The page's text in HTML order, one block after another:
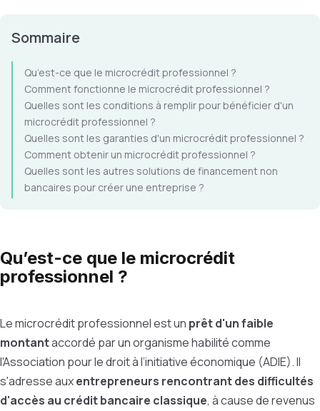
Sommaire
Qu’est-ce que le microcrédit professionnel ?
Comment fonctionne le microcrédit professionnel ?
Quelles sont les conditions à remplir pour bénéficier d'un
microcrédit professionnel ?
Quelles sont les garanties d'un microcrédit professionnel ?
Comment obtenir un microcrédit professionnel ?
Quelles sont les autres solutions de financement non
bancaires pour créer une entreprise ?
Qu’est-ce que le microcrédit
professionnel ?
Le microcrédit professionnel est un prêt d'un faible
montantaccordé par un organisme habilité comme
l'Association pour le droit à l’initiative économique (ADIE). Il
s'adresse auxentrepreneurs rencontrant des difficultés
d'accès au crédit bancaire classique, à cause de revenus